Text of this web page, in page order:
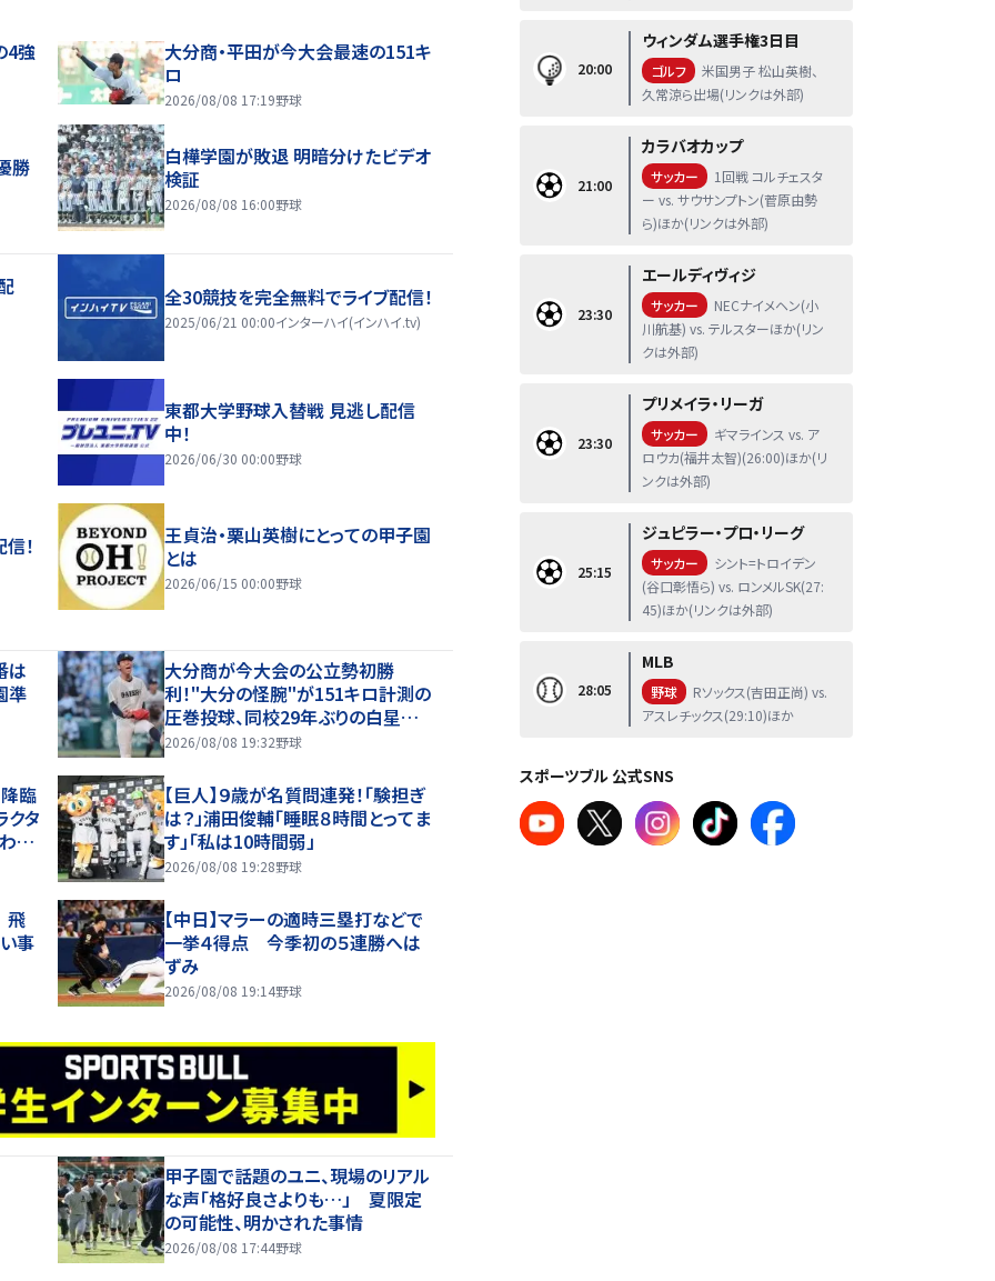
4強
大分商・平田が今大会最速の151キ
ロ
2026/08/08 17:19野球
勝
白樺学園が敗退 明暗分けたビデオ
検証
2026/08/08 16:00野球
全30競技を完全無料でライブ配信！
2025/06/21 00:00インターハイ(インハイ.tv)
東都大学野球入替戦 見逃し配信
中！
2026/06/30 00:00野球
！
王貞治・栗山英樹にとっての甲子園
とは
2026/06/15 00:00野球
は
準
大分商が今大会の公立勢初勝
利！"大分の怪腕"が151キロ計測の
圧巻投球、同校29年ぶりの白星呼び
込む【26年夏甲子園】
2026/08/08 19:32野球
降臨
タ
い
【巨人】９歳が名質問連発！「験担ぎ
は？」浦田俊輔「睡眠８時間とってま
す」「私は10時間弱」
2026/08/08 19:28野球
飛
事
【中日】マラーの適時三塁打などで
一挙４得点 今季初の５連勝へは
ずみ
2026/08/08 19:14野球
甲子園で話題のユニ、現場のリアル
な声「格好良さよりも…」 夏限定
の可能性、明かされた事情
2026/08/08 17:44野球
20:00
ウィンダム選手権3日目
ゴルフ
米国男子 松山英樹、
久常涼ら出場(リンクは外部)
21:00
カラバオカップ
サッカー
1回戦 コルチェスタ
ー vs. サウサンプトン(菅原由勢
ら)ほか(リンクは外部)
23:30
エールディヴィジ
サッカー
NECナイメヘン(小
川航基) vs. テルスターほか(リン
クは外部)
23:30
プリメイラ・リーガ
サッカー
ギマラインス vs. ア
ロウカ(福井太智)(26:00)ほか(リ
ンクは外部)
25:15
ジュピラー・プロ・リーグ
サッカー
シント=トロイデン
(谷口彰悟ら) vs. ロンメルSK(27:
45)ほか(リンクは外部)
28:05
MLB
野球
Rソックス(吉田正尚) vs.
アスレチックス(29:10)ほか
スポーツブル 公式SNS